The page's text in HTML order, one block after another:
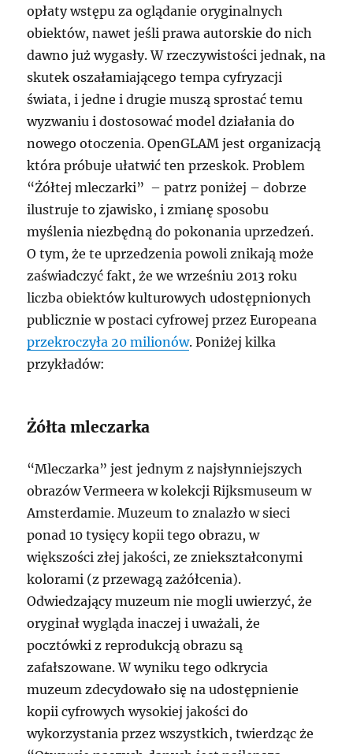
opłaty wstępu za oglądanie oryginalnych
obiektów, nawet jeśli prawa autorskie do nich
dawno już wygasły. W rzeczywistości jednak, na
skutek oszałamiającego tempa cyfryzacji
świata, i jedne i drugie muszą sprostać temu
wyzwaniu i dostosować model działania do
nowego otoczenia. OpenGLAM jest organizacją
która próbuje ułatwić ten przeskok. Problem
“Żółtej mleczarki” – patrz poniżej – dobrze
ilustruje to zjawisko, i zmianę sposobu
myślenia niezbędną do pokonania uprzedzeń.
O tym, że te uprzedzenia powoli znikają może
zaświadczyć fakt, że we wrześniu 2013 roku
liczba obiektów kulturowych udostępnionych
publicznie w postaci cyfrowej przez Europeana
przekroczyła 20 milionów. Poniżej kilka
przykładów:
Żółta mleczarka
“Mleczarka” jest jednym z najsłynniejszych
obrazów Vermeera w kolekcji Rijksmuseum w
Amsterdamie. Muzeum to znalazło w sieci
ponad 10 tysięcy kopii tego obrazu, w
większości złej jakości, ze zniekształconymi
kolorami (z przewagą zażółcenia).
Odwiedzający muzeum nie mogli uwierzyć, że
oryginał wygląda inaczej i uważali, że
pocztówki z reprodukcją obrazu są
zafałszowane. W wyniku tego odkrycia
muzeum zdecydowało się na udostępnienie
kopii cyfrowych wysokiej jakości do
wykorzystania przez wszystkich, twierdząc że